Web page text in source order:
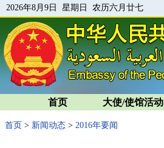
2026年8月9日 星期日 农历六月廿七
首页 大使/使馆活动
首页 > 新闻动态 > 2016年要闻